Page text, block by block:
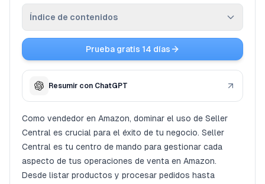
Planes
Afiliados
Blog
Índice de contenidos
Gestión de Pedidos e Inventario
Publicidad y Marketing en Amazon
Análisis del rendimiento mediante informes
Aprovechando los recursos de Amazon Seller
Prueba gratis 14 días
Resumir con ChatGPT
Como vendedor en Amazon, dominar el uso de Seller
Central es crucial para el éxito de tu negocio. Seller
Central es tu centro de mando para gestionar cada
aspecto de tus operaciones de venta en Amazon.
Desde listar productos y procesar pedidos hasta